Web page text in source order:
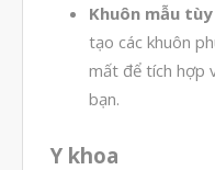
Khuôn mẫu
tạo các khuôn
mất để tích hợp
bạn.
Y khoa